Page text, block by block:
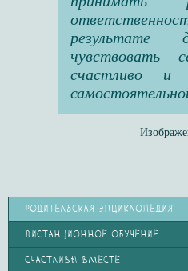
результате
чувствовать
счастливо
РОДИТЕЛЬСКАЯ ЭНЦИКЛОПЕДИЯ
ДИСТАНЦИОННОЕ ОБУЧЕНИЕ
СЧАСТЛИВЫ ВМЕСТЕ